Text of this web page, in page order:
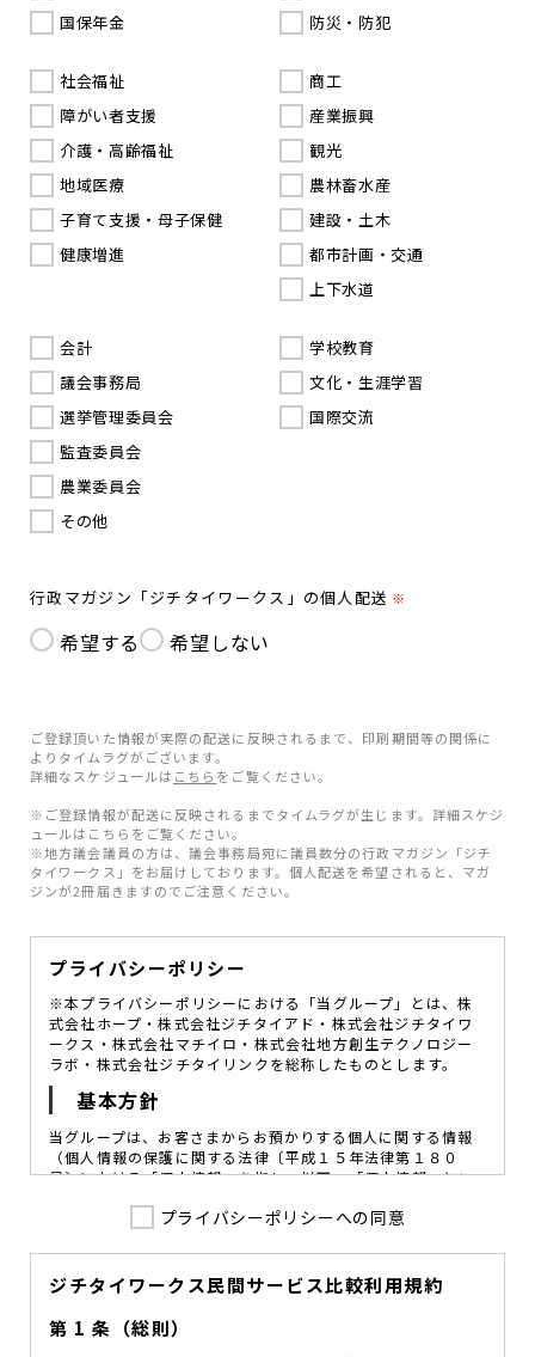
国保年金
防災・防犯
社会福祉
障がい者支援
介護・高齢福祉
地域医療
子育て支援・母子保健
健康増進
商工
産業振興
観光
農林畜水産
建設・土木
都市計画・交通
上下水道
会計
議会事務局
選挙管理委員会
監査委員会
農業委員会
その他
学校教育
文化・生涯学習
国際交流
行政マガジン「ジチタイワークス」の個人配送 ※
希望する 希望しない
ご登録頂いた情報が実際の配送に反映されるまで、印刷期間等の関係に
よりタイムラグがございます。
詳細なスケジュールは こちら をご覧ください。
※ご登録情報が配送に反映されるまでタイムラグが生じます。詳細スケジ
ュールはこちらをご覧ください。
※地方議会議員の方は、議会事務局宛に議員数分の行政マガジン「ジチ
タイワークス」をお届けしております。個人配送を希望されると、マガ
ジンが2冊届きますのでご注意ください。
プライバシーポリシー
※本プライバシーポリシーにおける「当グループ」とは、株
式会社ホープ・株式会社ジチタイアド・株式会社ジチタイワ
ークス・株式会社マチイロ・株式会社地方創生テクノロジー
ラボ・株式会社ジチタイリンクを総称したものとします。
基本方針
当グループは、お客さまからお預かりする個人に関する情報
（個人情報の保護に関する法律〔平成１５年法律第１８０
号〕における「個人情報」を指し、以下、「個人情報」とい
図ることが、重要な社会的責務であると考えております。
を定め、役員及び従業員に個人情報保護の重要性の認識と取
組みを徹底させることによって、個人情報の適切な取り扱い
に努めてまいります。
プライバシーポリシーへの同意
ジチタイワークス民間サービス比較利用規約
第 1 条（総則）